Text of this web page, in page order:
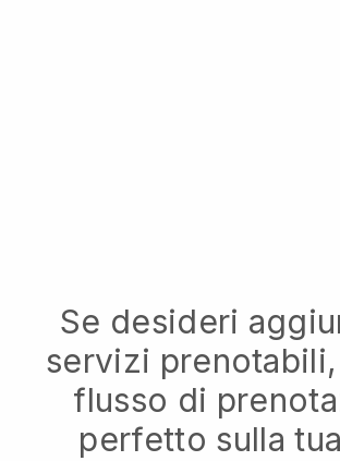
Se desideri
servizi
flusso di
perfetto sulla